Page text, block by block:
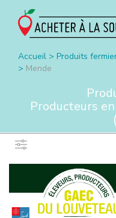
Accueil > Produits
> Mende
Producteurs
(